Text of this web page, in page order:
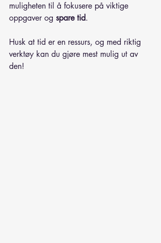
muligheten til å fokusere på viktige
oppgaver og spare tid.
Husk at tid er en ressurs, og med riktig
verktøy kan du gjøre mest mulig ut av
den!